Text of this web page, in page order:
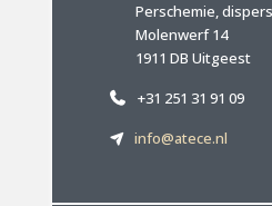
Perschemie,
Molenwerf 14
1911 DB Uitgeest
+31 251 31 91 09
info@atece.nl